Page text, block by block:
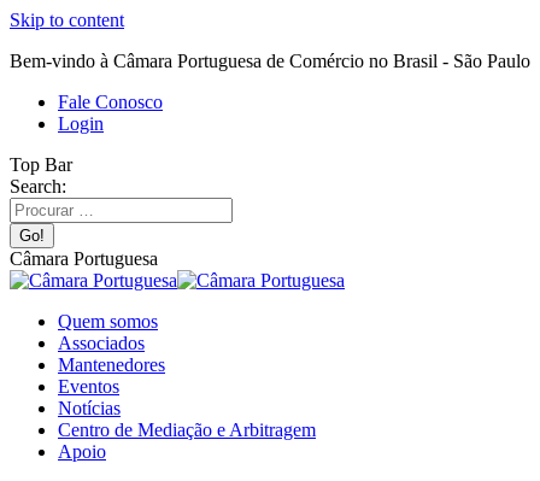
Skip to content
Bem-vindo à Câmara Portuguesa de Comércio no Brasil - São Paulo
Fale Conosco
Login
Top Bar
Search:
Câmara Portuguesa
Quem somos
Associados
Mantenedores
Eventos
Notícias
Centro de Mediação e Arbitragem
Apoio